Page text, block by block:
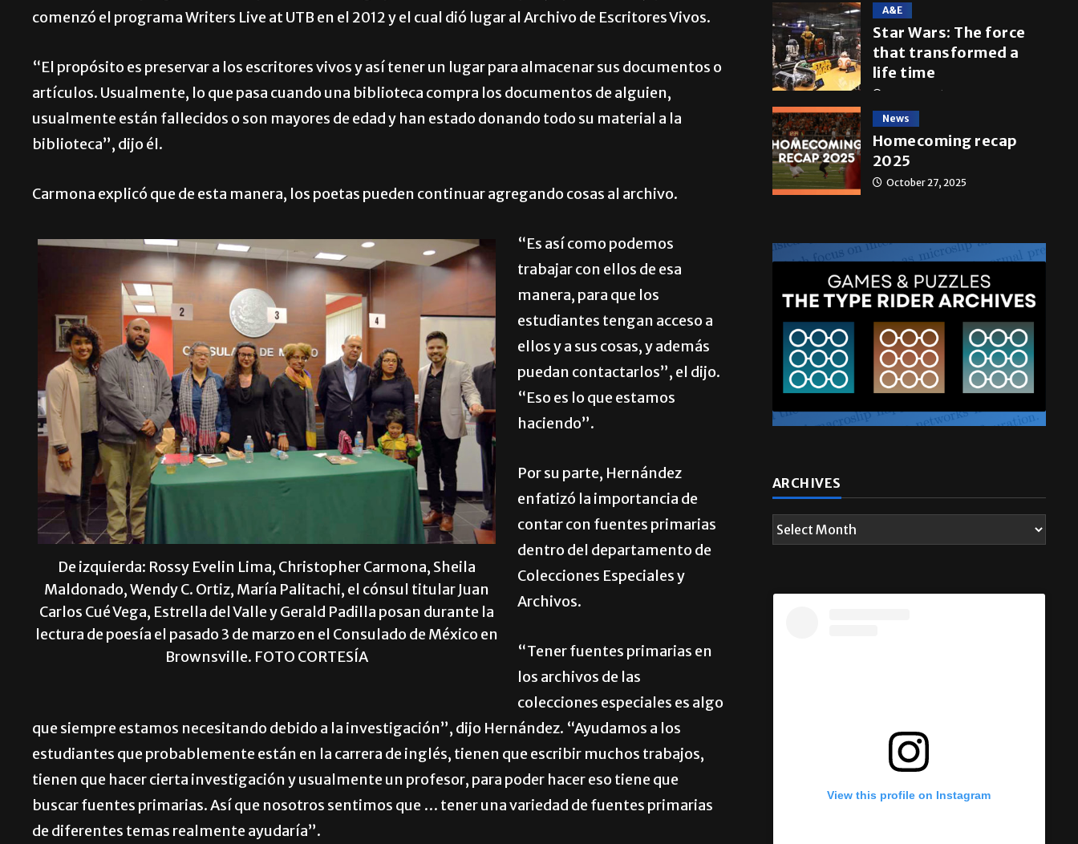
comenzó el programa Writers Live at UTB en el 2012 y el cual dió lugar al Archivo de Escritores Vivos.
“El propósito es preservar a los escritores vivos y así tener un lugar para almacenar sus documentos o
artículos. Usualmente, lo que pasa cuando una biblioteca compra los documentos de alguien,
usualmente están fallecidos o son mayores de edad y han estado donando todo su material a la
biblioteca”, dijo él.
Carmona explicó que de esta manera, los poetas pueden continuar agregando cosas al archivo.
De izquierda: Rossy Evelin Lima, Christopher Carmona, Sheila
Maldonado, Wendy C. Ortiz, María Palitachi, el cónsul titular Juan
Carlos Cué Vega, Estrella del Valle y Gerald Padilla posan durante la
lectura de poesía el pasado 3 de marzo en el Consulado de México en
Brownsville. FOTO CORTESÍA
“Es así como podemos
trabajar con ellos de esa
manera, para que los
estudiantes tengan acceso a
ellos y a sus cosas, y además
puedan contactarlos”, el dijo.
“Eso es lo que estamos
haciendo”.
Por su parte, Hernández
enfatizó la importancia de
contar con fuentes primarias
dentro del departamento de
Colecciones Especiales y
Archivos.
“Tener fuentes primarias en
los archivos de las
colecciones especiales es algo
que siempre estamos necesitando debido a la investigación”, dijo Hernández. “Ayudamos a los
estudiantes que probablemente están en la carrera de inglés, tienen que escribir muchos trabajos,
tienen que hacer cierta investigación y usualmente un profesor, para poder hacer eso tiene que
buscar fuentes primarias. Así que nosotros sentimos que … tener una variedad de fuentes primarias
de diferentes temas realmente ayudaría”.
May 5, 2026
A&E
Star Wars: The force
that transformed a
life time
May 4, 2026
News
October 27, 2025